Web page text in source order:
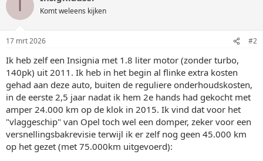
I Komt weleens kijken
17 mrt 2026 #2
Ik heb zelf een Insignia met 1.8 liter motor (zonder turbo,
140pk) uit 2011. Ik heb in het begin al flinke extra kosten
gehad aan deze auto, buiten de reguliere onderhoudskosten,
in de eerste 2,5 jaar nadat ik hem 2e hands had gekocht met
amper 24.000 km op de klok in 2015. Ik vind dat voor het
"vlaggeschip" van Opel toch wel een domper, zeker voor een
versnellingsbakrevisie terwijl ik er zelf nog geen 45.000 km
op het gezet (met 75.000km uitgevoerd):